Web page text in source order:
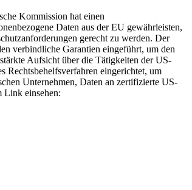
Kommission hat einen
Daten aus der EU gewährleisten,
gerecht zu werden. Der
verbindliche Garantien eingeführt, um den
Aufsicht über die Tätigkeiten der US-
Rechtsbehelfsverfahren eingerichtet, um
Unternehmen, Daten an zertifizierte US-
Link einsehen: